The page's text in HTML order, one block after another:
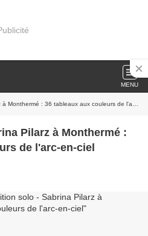
MENU
: 36 tableaux aux couleurs de l'arc-en-ciel
Pilarz à Monthermé :
de l'arc-en-ciel